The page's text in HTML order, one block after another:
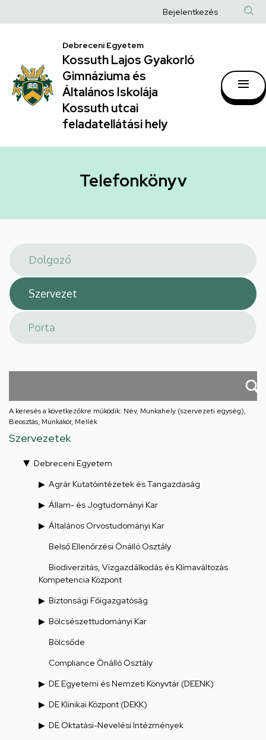
|
Kossuth
Lajos
Gyakorló
Gimnáziuma
Általános
hely
a
Anonim
fiók
Bejelentkezés
Debreceni Egyetem
Kossuth Lajos Gyakorló
Gimnáziuma és
Általános Iskolája
Kossuth utcai
feladatellátási hely
Telefonkönyv
A keresés a következőkre működik: Név, Munkahely (szervezeti egység),
Beosztás, Munkakör, Mellék
Szervezetek
Debreceni Egyetem
Agrár Kutatóintézetek és Tangazdaság
Állam- és Jogtudományi Kar
Általános Orvostudományi Kar
Belső Ellenőrzési Önálló Osztály
Biodiverzitás, Vízgazdálkodás és Klímaváltozás
Kompetencia Központ
Biztonsági Főigazgatóság
Bölcsészettudományi Kar
Bölcsőde
Compliance Önálló Osztály
DE Egyetemi és Nemzeti Könyvtár (DEENK)
DE Klinikai Központ (DEKK)
DE Oktatási-Nevelési Intézmények